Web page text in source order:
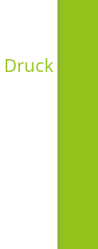
Druck